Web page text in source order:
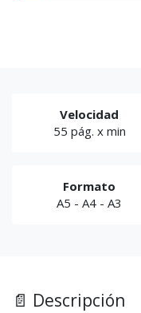
Velocidad
55 pág. x min
Formato
A5 - A4 - A3
📄 Descripción